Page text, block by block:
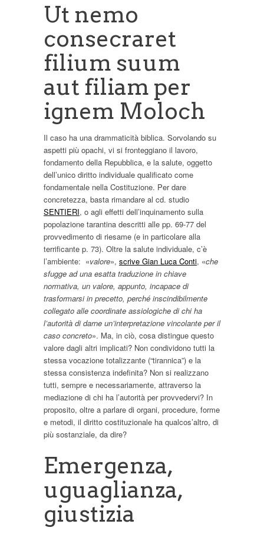
Ut nemo
consecraret
filium suum
aut filiam per
ignem Moloch
Il caso ha una drammaticità biblica. Sorvolando su
aspetti più opachi, vi si fronteggiano il lavoro,
fondamento della Repubblica, e la salute, oggetto
dell’unico diritto individuale qualificato come
fondamentale nella Costituzione. Per dare
concretezza, basta rimandare al cd. studio
SENTIERI, o agli effetti dell’inquinamento sulla
popolazione tarantina descritti alle pp. 69-77 del
provvedimento di riesame (e in particolare alla
terrificante p. 73). Oltre la salute individuale, c’è
l’ambiente: «valore», scrive Gian Luca Conti, «che
sfugge ad una esatta traduzione in chiave
normativa, un valore, appunto, incapace di
trasformarsi in precetto, perché inscindibilmente
collegato alle coordinate assiologiche di chi ha
l’autorità di darne un’interpretazione vincolante per il
caso concreto». Ma, in ciò, cosa distingue questo
valore dagli altri implicati? Non condividono tutti la
stessa vocazione totalizzante (“tirannica”) e la
stessa consistenza indefinita? Non si realizzano
tutti, sempre e necessariamente, attraverso la
mediazione di chi ha l’autorità per provvedervi? In
proposito, oltre a parlare di organi, procedure, forme
e metodi, il diritto costituzionale ha qualcos’altro, di
più sostanziale, da dire?
Emergenza,
uguaglianza,
giustizia